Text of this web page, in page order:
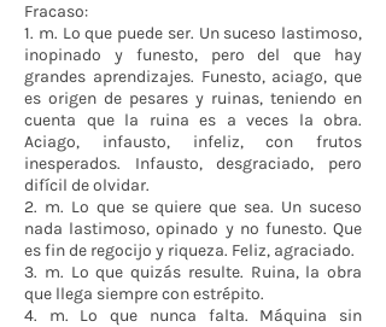
Fracaso:
1. m. Lo que puede ser. Un suceso lastimoso,
inopinado y funesto, pero del que hay
grandes aprendizajes. Funesto, aciago, que
es origen de pesares y ruinas, teniendo en
cuenta que la ruina es a veces la obra.
Aciago, infausto, infeliz, con frutos
inesperados. Infausto, desgraciado, pero
difícil de olvidar.
2. m. Lo que se quiere que sea. Un suceso
nada lastimoso, opinado y no funesto. Que
es fin de regocijo y riqueza. Feliz, agraciado.
3. m. Lo que quizás resulte. Ruina, la obra
que llega siempre con estrépito.
4. m. Lo que nunca falta. Máquina sin